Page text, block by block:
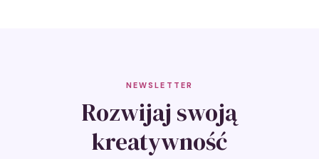
NEWSLETTER
Rozwijaj swoją
kreatywność